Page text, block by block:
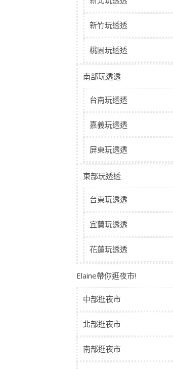
新竹玩透透
桃園玩透透
南部玩透透
台南玩透透
嘉義玩透透
屏東玩透透
東部玩透透
台東玩透透
宜蘭玩透透
花蓮玩透透
Elaine帶你逛夜市!
中部逛夜市
北部逛夜市
南部逛夜市